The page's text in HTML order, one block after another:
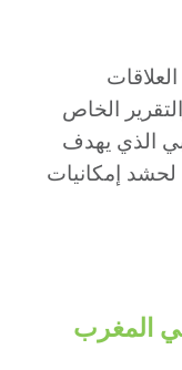
الخاص
الذي يهدف
لحشد إمكانيات
في المغرب